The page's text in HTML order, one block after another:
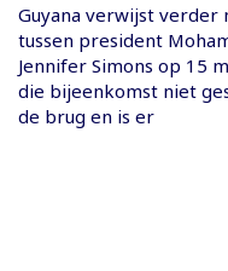
Guyana verwijst
tussen president
Jennifer Simons op 15
die bijeenkomst niet
de brug en is er